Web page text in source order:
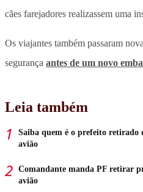
cães farejadores realizassem uma
Os viajantes também passaram
segurança antes de um novo
Leia também
Saiba quem é o prefeito retirado
avião
Comandante manda PF retirar
avião